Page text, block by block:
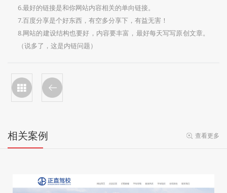
6.最好的链接是和你网站内容相关的单向链接。
7.百度分享是个好东西，有空多分享下，有益无害！
8.网站的建设结构也要好，内容要丰富，最好每天写写原创文章。
（说多了，这是内链问题）
相关案例 查看更多